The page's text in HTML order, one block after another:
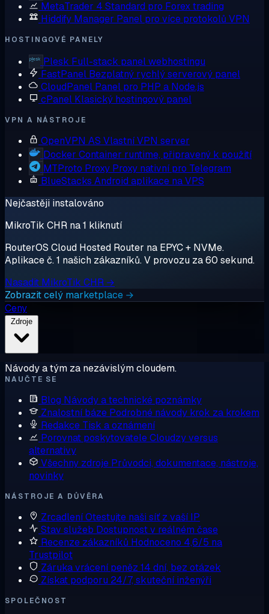
MetaTrader 4 Standard pro Forex trading
Hiddify Manager Panel pro více protokolů VPN
HOSTINGOVÉ PANELY
Plesk Full-stack panel webhostingu
FastPanel Bezplatný rychlý serverový panel
CloudPanel Panel pro PHP a Node.js
cPanel Klasický hostingový panel
VPN A NÁSTROJE
OpenVPN AS Vlastní VPN server
Docker Container runtime, připravený k použití
MTProto Proxy Proxy nativní pro Telegram
BlueStacks Android aplikace na VPS
Nejčastěji instalováno
MikroTik CHR na 1 kliknutí
RouterOS Cloud Hosted Router na EPYC + NVMe.
Aplikace č. 1 našich zákazníků. V provozu za 60 sekund.
Nasadit MikroTik CHR →
Zobrazit celý marketplace →
Ceny
Návody a tým za nezávislým cloudem.
NAUČTE SE
Blog Návody a technické poznámky
Znalostní báze Podrobné návody krok za krokem
Redakce Tisk a oznámení
Porovnat poskytovateleCloudzy versus
alternativy
Všechny zdroje Průvodci, dokumentace, nástroje,
novinky
NÁSTROJE A DŮVĚRA
ZrcadleníOtestujte naši síť z vaší IP
Stav služeb Dostupnost v reálném čase
Recenze zákazníků Hodnoceno 4,6/5 na
Trustpilot
Záruka vrácení peněz 14 dní, bez otázek
Získat podporu 24/7, skuteční inženýři
SPOLEČNOST